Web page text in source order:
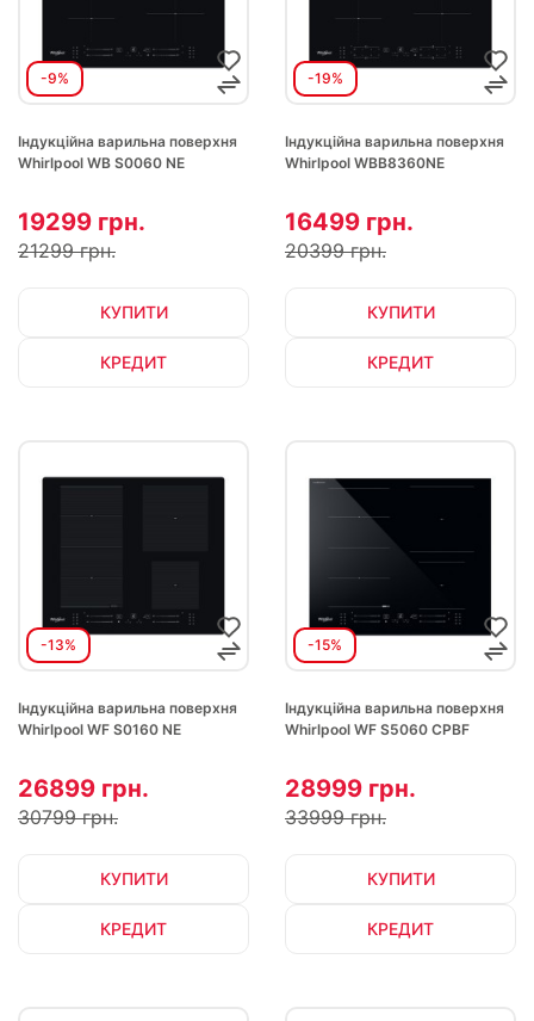
-9%
Індукційна варильна поверхня
Whirlpool WB S0060 NE
19299 грн.
21299 грн.
КУПИТИ
КРЕДИТ
-19%
Індукційна варильна поверхня
Whirlpool WBB8360NE
16499 грн.
20399 грн.
КУПИТИ
КРЕДИТ
-13%
Індукційна варильна поверхня
Whirlpool WF S0160 NE
26899 грн.
30799 грн.
КУПИТИ
КРЕДИТ
-15%
Індукційна варильна поверхня
Whirlpool WF S5060 CPBF
28999 грн.
33999 грн.
КУПИТИ
КРЕДИТ